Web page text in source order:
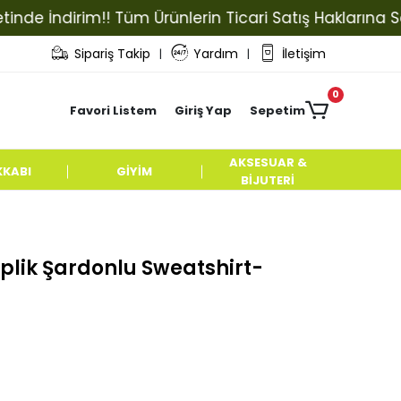
İndirim!! Tüm Ürünlerin Ticari Satış Haklarına
Sipariş Takip | Yardım | İletişim
Favori Listem Giriş Yap Sepetim
0
GİYİM
AKSESUAR &
BİJUTERİ
Şardonlu Sweatshirt-